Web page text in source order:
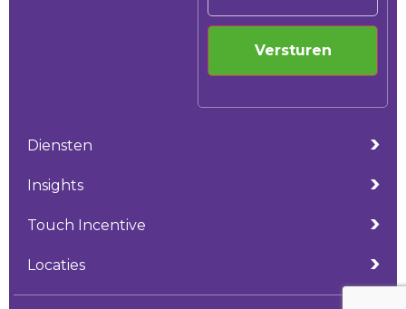
Versturen
Diensten
Insights
Touch Incentive
Locaties